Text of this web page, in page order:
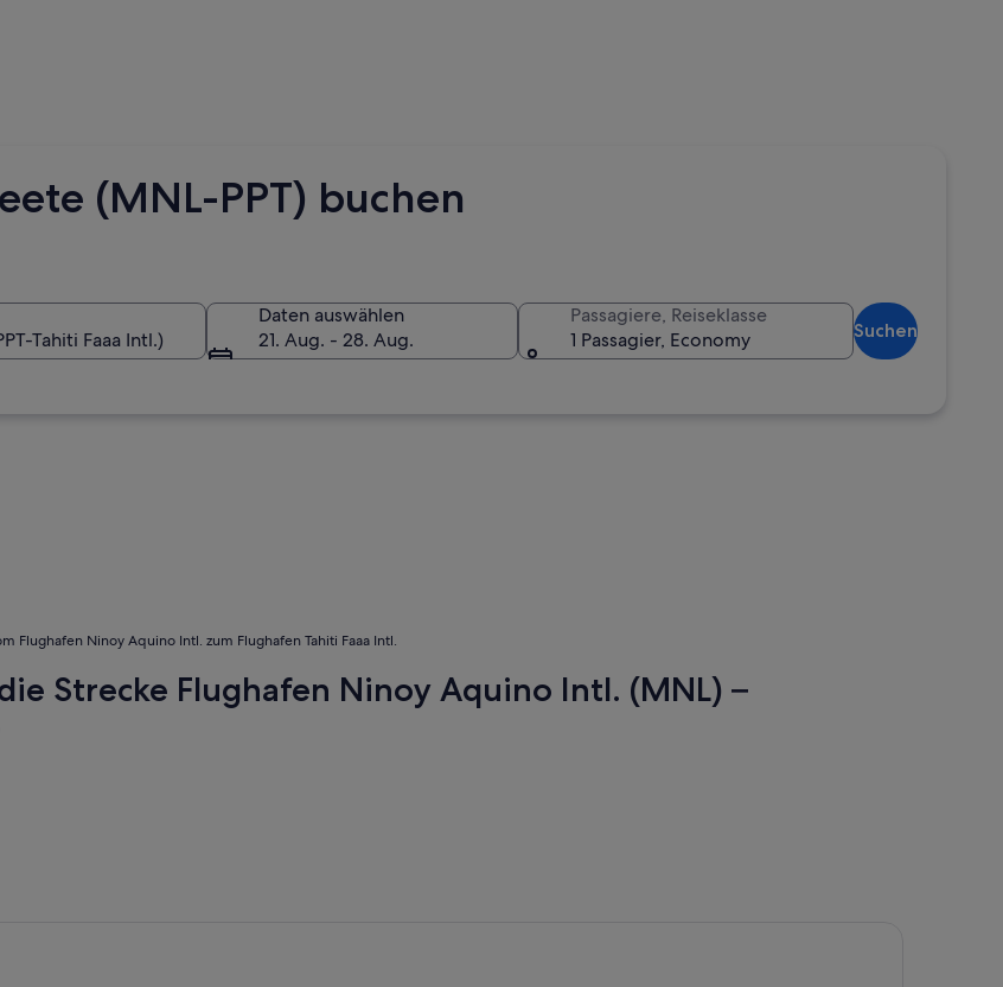
(MNL-PPT) buchen
Daten auswählen
21. Aug. - 28. Aug.
Passagiere, Reiseklasse
1 Passagier, Economy
Suchen
Flughafen Ninoy Aquino Intl. zum Flughafen Tahiti Faaa Intl.
Strecke Flughafen Ninoy Aquino Intl. (MNL) –